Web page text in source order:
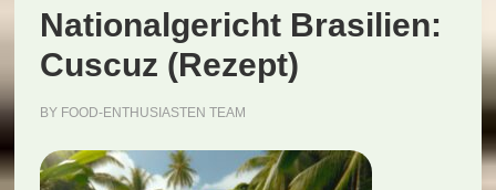
Nationalgericht Brasilien:
Cuscuz (Rezept)
BY FOOD-ENTHUSIASTEN TEAM